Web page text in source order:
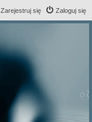
Zaloguj się
Zarejestruj się